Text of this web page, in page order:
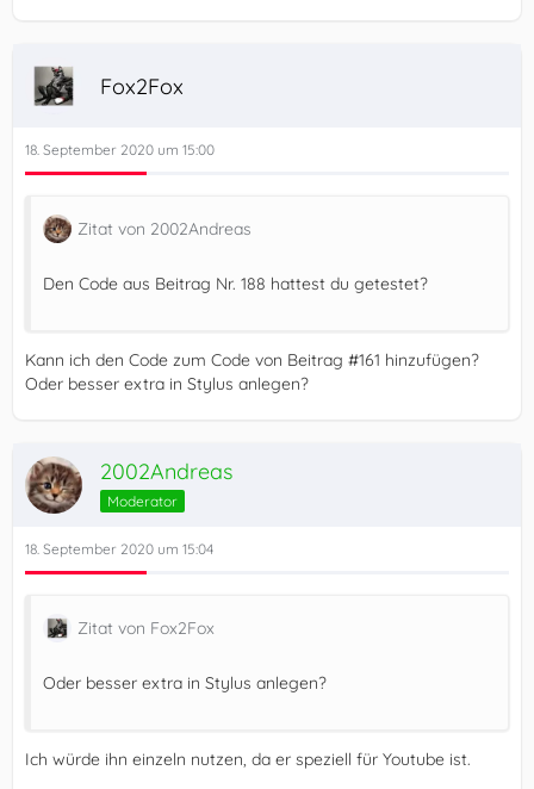
Fox2Fox
18. September 2020 um 15:00
Zitat von 2002Andreas
Den Code aus Beitrag Nr. 188 hattest du getestet?
Kann ich den Code zum Code von Beitrag #161 hinzufügen?
Oder besser extra in Stylus anlegen?
2002Andreas
Moderator
18. September 2020 um 15:04
Zitat von Fox2Fox
Oder besser extra in Stylus anlegen?
Ich würde ihn einzeln nutzen, da er speziell für Youtube ist.